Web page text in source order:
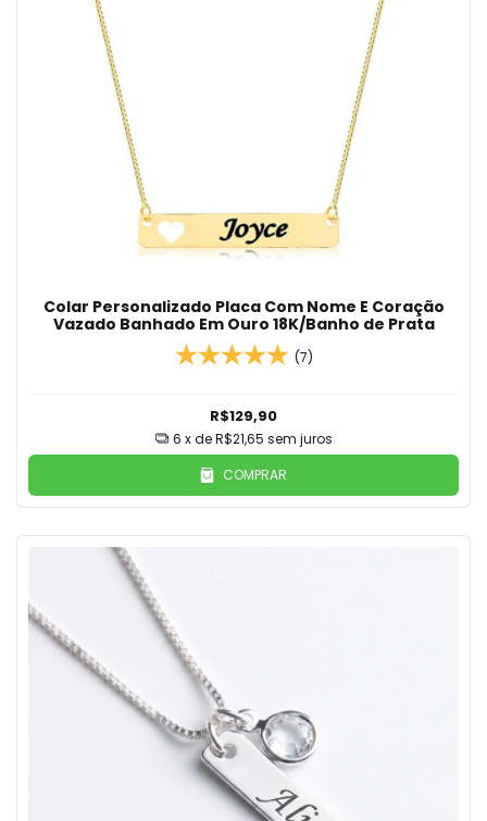
Colar Personalizado Placa Com Nome E Coração
Vazado Banhado Em Ouro 18K/Banho de Prata
(7)
R$129,90
6 x deR$21,65 sem juros
COMPRAR